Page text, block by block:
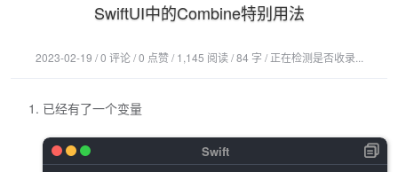
SwiftUI中的Combine特别用法
2023-02-19 / 0 评论 / 0 点赞 / 1,145 阅读 / 84 字 / 正在检测是否收录...
已经有了一个变量